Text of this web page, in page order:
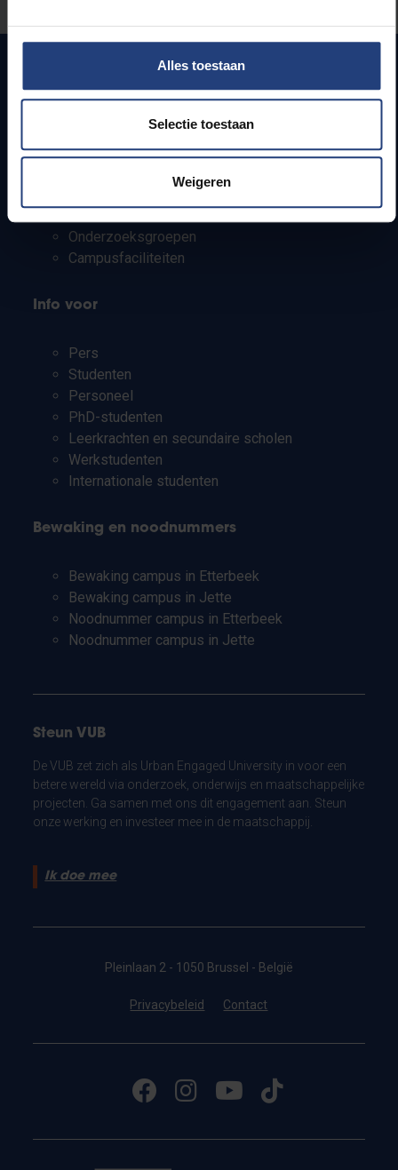
Alles toestaan
Selectie toestaan
Weigeren
Snel naar
Webmail
Onderzoeksgroepen
Campusfaciliteiten
Info voor
Pers
Studenten
Personeel
PhD-studenten
Leerkrachten en secundaire scholen
Werkstudenten
Internationale studenten
Bewaking en noodnummers
Bewaking campus in Etterbeek
Bewaking campus in Jette
Noodnummer campus in Etterbeek
Noodnummer campus in Jette
Steun VUB
De VUB zet zich als Urban Engaged University in voor een
betere wereld via onderzoek, onderwijs en maatschappelijke
projecten. Ga samen met ons dit engagement aan. Steun
onze werking en investeer mee in de maatschappij.
Ik doe mee
Pleinlaan 2 - 1050 Brussel - België
Privacybeleid Contact